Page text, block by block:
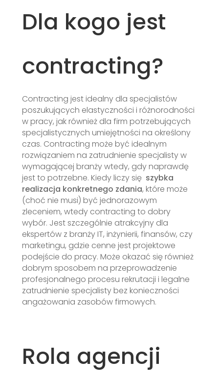
Dla kogo jest
contracting?
Contracting jest idealny dla specjalistów
poszukujących elastyczności i różnorodności
w pracy, jak również dla firm potrzebujących
specjalistycznych umiejętności na określony
czas. Contracting może być idealnym
rozwiązaniem na zatrudnienie specjalisty w
wymagającej branży wtedy, gdy naprawdę
jest to potrzebne. Kiedy liczy się szybka
realizacja konkretnego zdania, które może
(choć nie musi) być jednorazowym
zleceniem, wtedy contracting to dobry
wybór. Jest szczególnie atrakcyjny dla
ekspertów z branży IT, inżynierii, finansów, czy
marketingu, gdzie cenne jest projektowe
podejście do pracy. Może okazać się również
dobrym sposobem na przeprowadzenie
profesjonalnego procesu rekrutacji i legalne
zatrudnienie specjalisty bez konieczności
angażowania zasobów firmowych.
Rola agencji